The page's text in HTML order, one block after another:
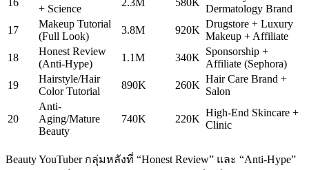
16
+ Science
2.3M 580K
Dermatology Brand
17
Makeup Tutorial
(Full Look)
3.8M 920K
Drugstore + Luxury
Makeup + Affiliate
18
Honest Review
(Anti-Hype)
1.1M 340K
Sponsorship +
Affiliate (Sephora)
19
Hairstyle/Hair
Color Tutorial
890K 260K
Hair Care Brand +
Salon
20
Anti-
Aging/Mature
Beauty
740K 220K
High-End Skincare +
Clinic
Beauty YouTuber กลุ่มหลังที่ “Honest Review” และ “Anti-Hype”